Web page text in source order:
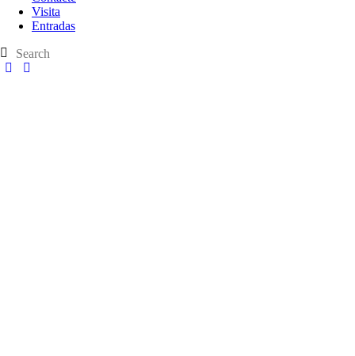
Visita
Entradas